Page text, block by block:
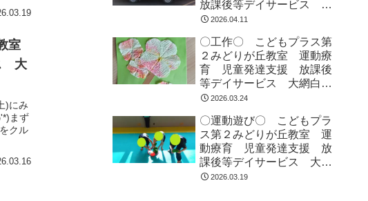
室
大
)にみ
まず
クル
放課後等デイサービス 大
網白里市 千葉市 教室見
2026.04.11
〇工作〇 こどもプラス第
２みどりが丘教室 運動療
育 児童発達支援 放課後
等デイサービス 大網白里
市 千葉市 教室見学・体
2026.03.24
〇運動遊び〇 こどもプラ
ス第２みどりが丘教室 運
動療育 児童発達支援 放
課後等デイサービス 大網
白里市 千葉市 教室見
2026.03.19